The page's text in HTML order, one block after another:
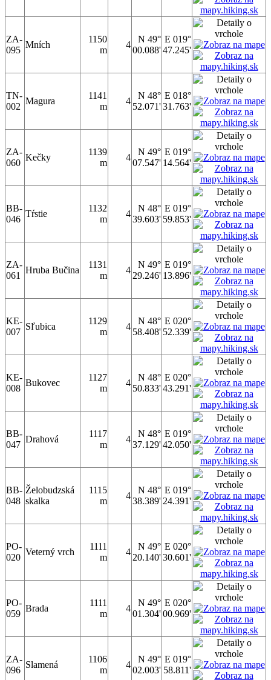
ZA-
095
Mních
1150
m
4
N 49°
00.088'
E 019°
47.245'
TN-
002
Magura
1141
m
4
N 48°
52.071'
E 018°
31.763'
ZA-
060
Kečky
1139
m
4
N 49°
07.547'
E 019°
14.564'
BB-
046
Tŕstie
1132
m
4
N 48°
39.603'
E 019°
59.853'
ZA-
061
Hruba Bučina
1131
m
4
N 49°
29.246'
E 019°
13.896'
KE-
007
Sľubica
1129
m
4
N 48°
58.408'
E 020°
52.339'
KE-
008
Bukovec
1127
m
4
N 48°
50.833'
E 020°
43.291'
BB-
047
Drahová
1117
m
4
N 48°
37.129'
E 019°
42.050'
BB-
048
Želobudzská
skalka
1115
m
4
N 48°
38.389'
E 019°
24.391'
PO-
020
Veterný vrch
1111
m
4
N 49°
20.140'
E 020°
30.601'
PO-
059
Brada
1111
m
4
N 49°
01.304'
E 020°
00.969'
ZA-
096
Slamená
1106
m
4
N 49°
02.003'
E 019°
58.811'